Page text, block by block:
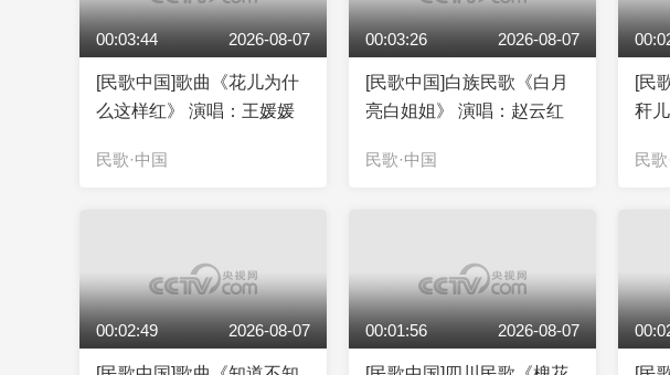
00:03:44 2026-08-07
[民歌中国]歌曲《花儿为什
么这样红》 演唱：王媛媛
民歌·中国
00:03:26 2026-08-07
[民歌中国]白族民歌《白月
亮白姐姐》 演唱：赵云红
民歌·中国
[民
秆
民歌
00:02:49 2026-08-07 00:01:56 2026-08-07